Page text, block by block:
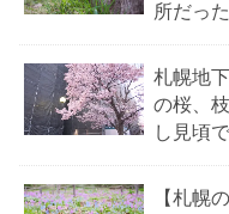
所だっ
札幌地
の桜、
し見頃
【札幌